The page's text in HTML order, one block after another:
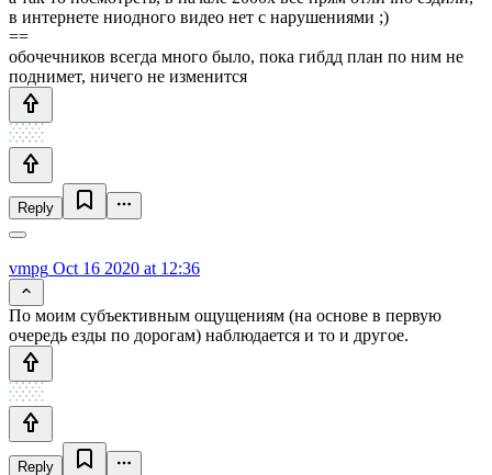
в интернете ниодного видео нет с нарушениями ;)
==
обочечников всегда много было, пока гибдд план по ним не
поднимет, ничего не изменится
Reply
vmpg Oct 16 2020 at 12:36
По моим субъективным ощущениям (на основе в первую
очередь езды по дорогам) наблюдается и то и другое.
Reply